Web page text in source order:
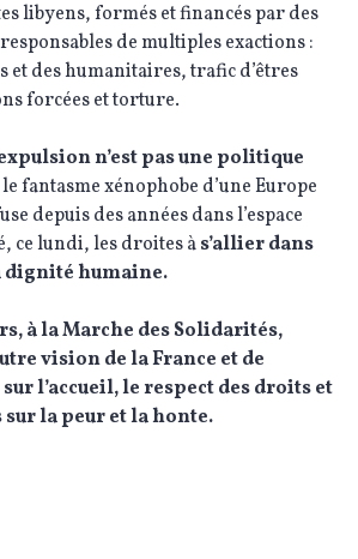
libyens, formés et financés par des
de multiples exactions :
et des humanitaires, trafic d’êtres
forcées et torture.
n’est pas une politique
le fantasme xénophobe d’une Europe
depuis des années dans l’espace
ce lundi, les droites às’allier dans
dignité humaine.
à la Marche des Solidarités,
vision de la France et de
l’accueil, le respect des droits et
la peur et la honte.